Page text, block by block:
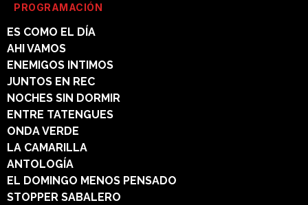
PROGRAMACIÓN
ES COMO EL DÍA
AHI VAMOS
ENEMIGOS INTIMOS
JUNTOS EN REC
NOCHES SIN DORMIR
ENTRE TATENGUES
ONDA VERDE
LA CAMARILLA
ANTOLOGÍA
EL DOMINGO MENOS PENSADO
STOPPER SABALERO